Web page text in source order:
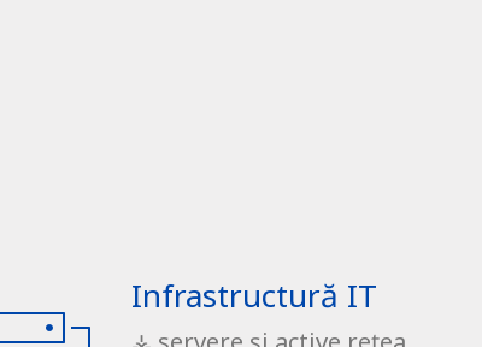
Infrastructură IT